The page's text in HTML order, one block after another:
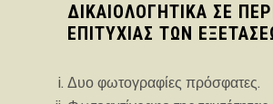
ΔΙΚΑΙΟΛΟΓΗΤΙΚΑ ΣΕ
ΕΠΙΤΥΧΙΑΣ ΤΩΝ
Δυο φωτογραφίες πρόσφατες.